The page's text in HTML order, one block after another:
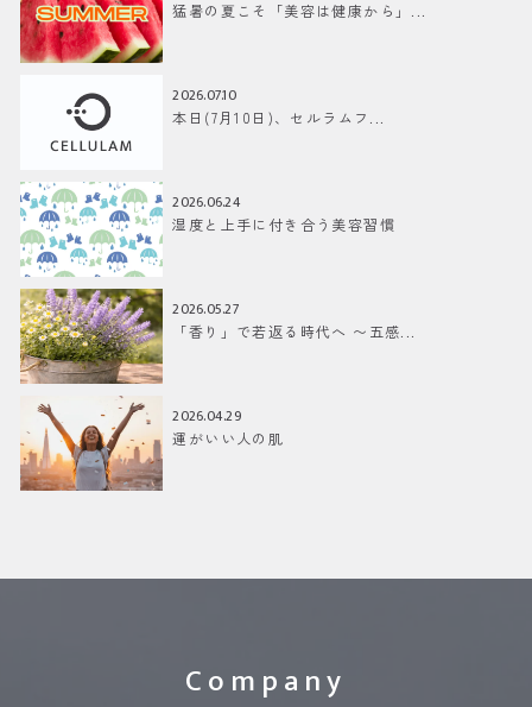
猛暑の夏こそ「美容は健康から」...
2026.07.10
本日(7月10日)、セルラムフ...
2026.06.24
湿度と上手に付き合う美容習慣
2026.05.27
「香り」で若返る時代へ 〜五感...
2026.04.29
運がいい人の肌
Company